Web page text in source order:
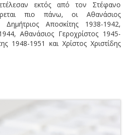
εκτός από τον Στέφανο
πιο πάνω, οι Αθανάσιος
Δημήτριος Αποσκίτης 1938-1942,
Αθανάσιος Γεροχρίστος 1945-
1948-1951 και Χρίστος Χριστίδης